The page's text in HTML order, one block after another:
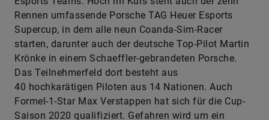
triumphierte außerdem das Coanda-Duo Joshua
Rogers und Tommy Østgaard als Teil des Porsche
Esports Teams. Hoch im Kurs steht auch der zehn
Rennen umfassende Porsche TAG Heuer Esports
Supercup, in dem alle neun Coanda-Sim-Racer
starten, darunter auch der deutsche Top-Pilot Martin
Krönke in einem Schaeffler-gebrandeten Porsche.
Das Teilnehmerfeld dort besteht aus